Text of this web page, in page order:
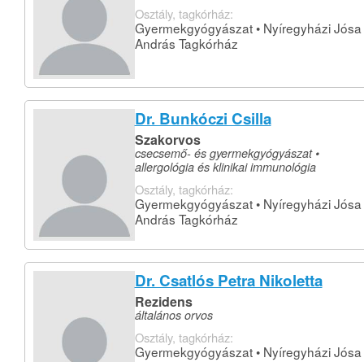
Osztály, tagkórház:
Gyermekgyógyászat • Nyíregyházi Jósa
András Tagkórház
Dr. Bunkóczi Csilla
Szakorvos
csecsemő- és gyermekgyógyászat •
allergológia és klinikai immunológia
Osztály, tagkórház:
Gyermekgyógyászat • Nyíregyházi Jósa
András Tagkórház
Dr. Csatlós Petra Nikoletta
Rezidens
általános orvos
Osztály, tagkórház:
Gyermekgyógyászat • Nyíregyházi Jósa